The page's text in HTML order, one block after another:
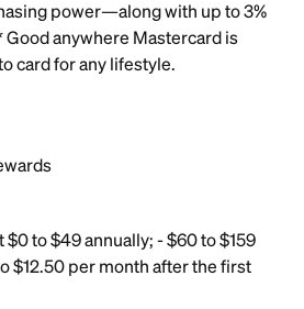
power—along with up to 3%
anywhere Mastercard is
card for any lifestyle.
$0 to $49 annually; - $60 to $159
$12.50 per month after the first